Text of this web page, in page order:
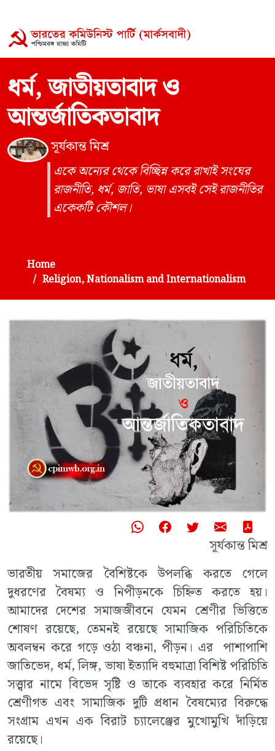
ধর্ম, জাতীয়তাবাদ ও
আন্তর্জাতিকতাবাদ
সূর্যকান্ত মিশ্র
একে অন্যের থেকে বিচ্ছিন্ন করে রাখাই সংঘের
রাজনীতি, ধর্ম, জাতি, ভাষা এসবই সেই রাজনীতির
একেকটি কৌশল।
Home
Religion, Nationalism and Internationalism
সূর্যকান্ত মিশ্র
ভারতীয় সমাজের বৈশিষ্টকে উপলব্ধি করতে গেলে
দুধরণের বৈষম্য ও নিপীড়নকে চিহ্নিত করতে হয়।
আমাদের দেশের সমাজজীবনে যেমন শ্রেণীর ভিত্তিতে
শোষণ রয়েছে, তেমনই রয়েছে সামাজিক পরিচিতিকে
অবলম্বন করে গড়ে ওঠা বঞ্চনা, পীড়ন। এর পাশাপাশি
জাতিভেদ, ধর্ম, লিঙ্গ, ভাষা ইত্যাদি বহুমাত্রা বিশিষ্ট পরিচিতি
সত্ত্বার নামে বিভেদ সৃষ্টি ও তাকে ব্যবহার করে নির্মিত
শ্রেণীগত এবং সামাজিক দুটি প্রধান বৈষম্যের বিরুদ্ধে
সংগ্রাম এখন এক বিরাট চ্যালেঞ্জের মুখোমুখি দাঁড়িয়ে
রয়েছে।